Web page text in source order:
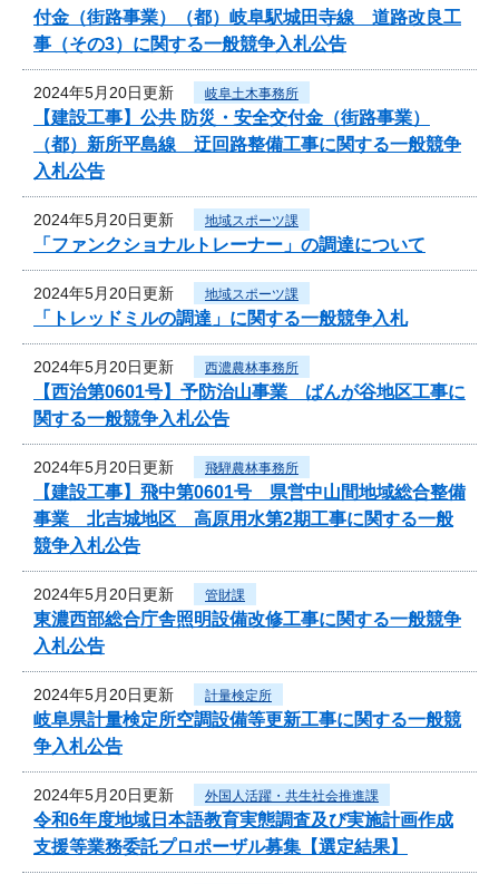
付金（街路事業）（都）岐阜駅城田寺線 道路改良工
事（その3）に関する一般競争入札公告
2024年5月20日更新 岐阜土木事務所
【建設工事】公共 防災・安全交付金（街路事業）
（都）新所平島線 迂回路整備工事に関する一般競争
入札公告
2024年5月20日更新 地域スポーツ課
「ファンクショナルトレーナー」の調達について
2024年5月20日更新 地域スポーツ課
「トレッドミルの調達」に関する一般競争入札
2024年5月20日更新 西濃農林事務所
【西治第0601号】予防治山事業 ばんが谷地区工事に
関する一般競争入札公告
2024年5月20日更新 飛騨農林事務所
【建設工事】飛中第0601号 県営中山間地域総合整備
事業 北吉城地区 高原用水第2期工事に関する一般
競争入札公告
2024年5月20日更新 管財課
東濃西部総合庁舎照明設備改修工事に関する一般競争
入札公告
2024年5月20日更新 計量検定所
岐阜県計量検定所空調設備等更新工事に関する一般競
争入札公告
2024年5月20日更新 外国人活躍・共生社会推進課
令和6年度地域日本語教育実態調査及び実施計画作成
支援等業務委託プロポーザル募集【選定結果】